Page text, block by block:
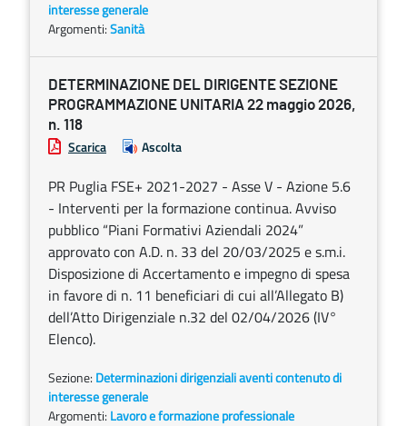
interesse generale
Argomenti:Sanità
DETERMINAZIONE DEL DIRIGENTE SEZIONE
PROGRAMMAZIONE UNITARIA 22 maggio 2026,
n. 118
Scarica Ascolta
PR Puglia FSE+ 2021-2027 - Asse V - Azione 5.6
- Interventi per la formazione continua. Avviso
pubblico “Piani Formativi Aziendali 2024”
approvato con A.D. n. 33 del 20/03/2025 e s.m.i.
Disposizione di Accertamento e impegno di spesa
in favore di n. 11 beneficiari di cui all’Allegato B)
dell’Atto Dirigenziale n.32 del 02/04/2026 (IV°
Elenco).
Sezione: Determinazioni dirigenziali aventi contenuto di
interesse generale
Argomenti: Lavoro e formazione professionale